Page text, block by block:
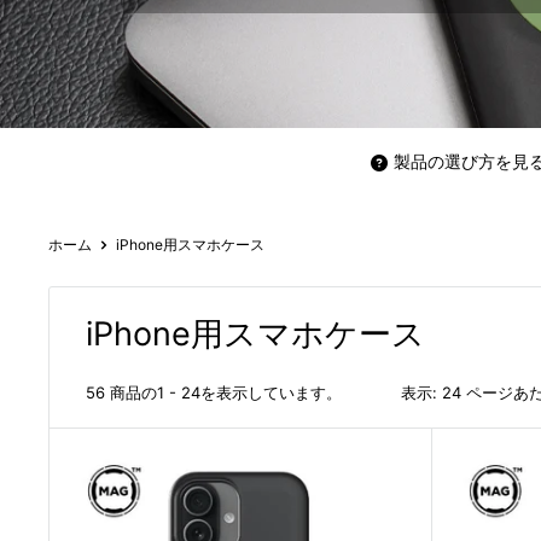
製品の選び方を見
ホーム iPhone用スマホケース
iPhone用スマホケース
56 商品の1 - 24を表示しています。 表示: 24 ページあ